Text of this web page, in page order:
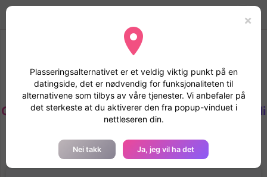
Ved å godta geografisk plassering vil filen din bli studert
raskere, og profilen din vil få tillit til de andre medlemmene
Gratis registrering på ektenordmenn.com - Bli
×
Plasseringsalternativet er et veldig viktig punkt på en
datingside, det er nødvendig for funksjonaliteten til
alternativene som tilbys av våre tjenester. Vi anbefaler på
det sterkeste at du aktiverer den fra popup-vinduet i
nettleseren din.
Nei takk Ja, jeg vil ha det